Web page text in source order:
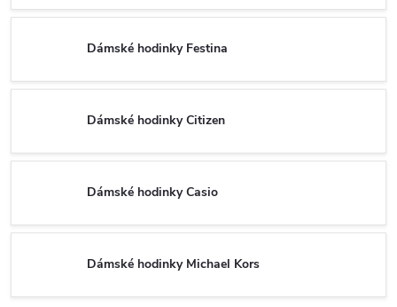
Dámské hodinky Festina
Dámské hodinky Citizen
Dámské hodinky Casio
Dámské hodinky Michael Kors